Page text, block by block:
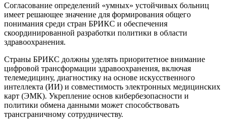
Согласование определений «умных» устойчивых больниц
имеет решающее значение для формирования общего
понимания среди стран БРИКС и обеспечения
скоординированной разработки политики в области
здравоохранения.
Страны БРИКС должны уделять приоритетное внимание
цифровой трансформации здравоохранения, включая
телемедицину, диагностику на основе искусственного
интеллекта (ИИ) и совместимость электронных медицинских
карт (ЭМК). Укрепление основ кибербезопасности и
политики обмена данными может способствовать
трансграничному сотрудничеству.